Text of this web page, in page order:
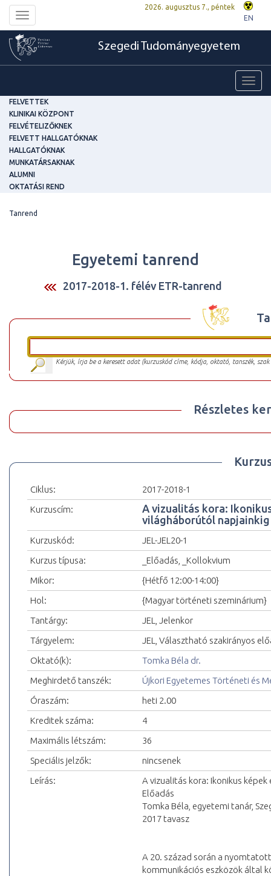
Toggle
navigation
2026. augusztus 7., péntek
EN
Szegedi Tudományegyetem
FELVETTEK
KLINIKAI KÖZPONT
FELVÉTELIZŐKNEK
FELVETT HALLGATÓKNAK
HALLGATÓKNAK
MUNKATÁRSAKNAK
ALUMNI
OKTATÁSI REND
Tanrend
Egyetemi tanrend
2017-2018-1. félév ETR-tanrend
Kérjük, írja be a keresett adat (kurzuskód címe, kódja, oktató, tanszék,
Részletes
Ciklus:
2017-2018-1
Kurzuscím:
A vizualitás kora:
világháborútól napjainkig
Kurzuskód:
JEL-JEL20-1
Kurzus típusa:
_Előadás, _Kollokvium
Mikor:
{Hétfő 12:00-14:00}
Hol:
{Magyar történeti szeminárium}
Tantárgy:
JEL, Jelenkor
Tárgyelem:
JEL, Választható szakirányos
Oktató(k):
Tomka Béla dr.
Meghirdető tanszék:
Újkori Egyetemes Történeti és
Óraszám:
heti 2.00
Kreditek száma:
4
Maximális létszám:
36
Speciális jelzők:
nincsenek
Leírás:
A vizualitás kora: Ikonikus
Előadás
Tomka Béla, egyetemi tanár,
2017 tavasz
A 20. század során a
kommunikációs eszközök által